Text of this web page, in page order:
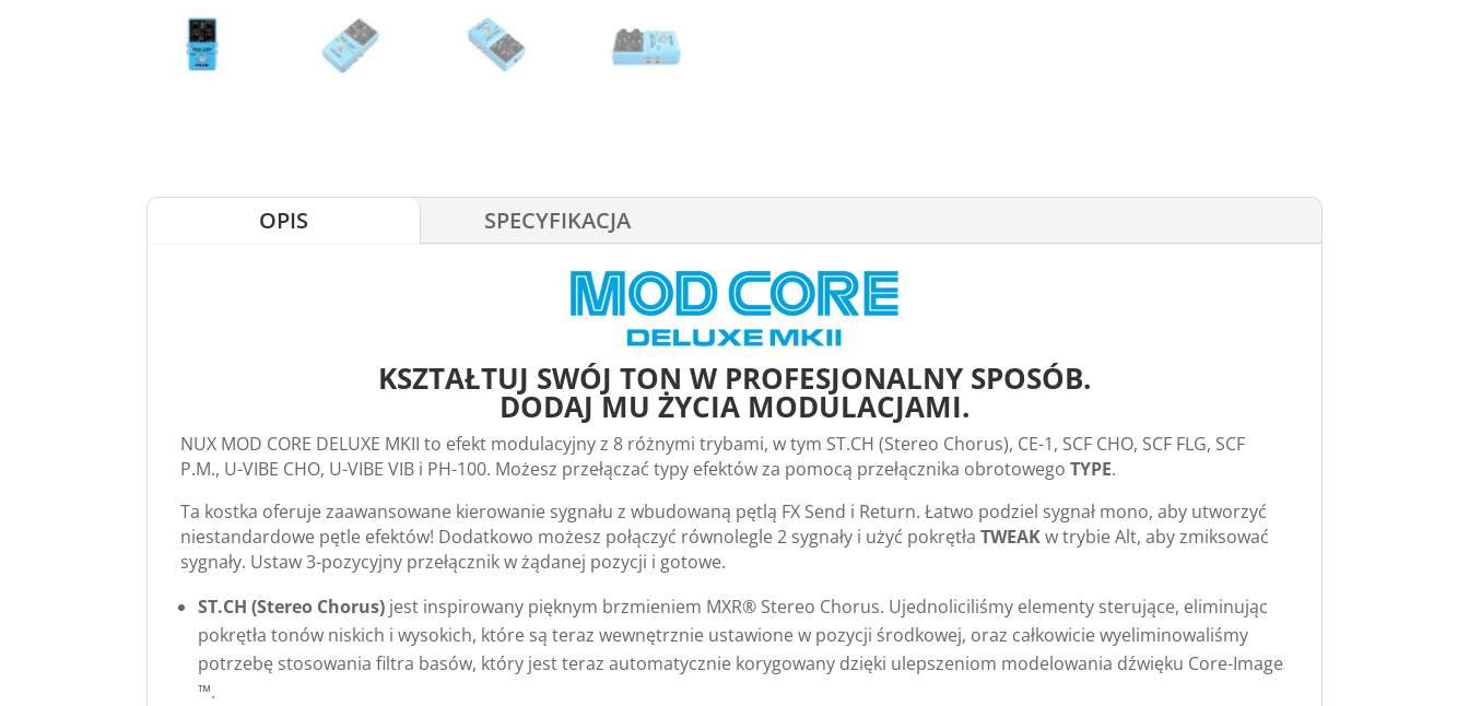
OPIS SPECYFIKACJA
KSZTAŁTUJ SWÓJ TON W PROFESJONALNY SPOSÓB.
DODAJ MU ŻYCIA MODULACJAMI.
NUX MOD CORE DELUXE MKII to efekt modulacyjny z 8 różnymi trybami, w tym ST.CH (Stereo Chorus), CE-1, SCF CHO, SCF FLG, SCF
P.M., U-VIBE CHO, U-VIBE VIB i PH-100. Możesz przełączać typy efektów za pomocą przełącznika obrotowegoTYPE.
Ta kostka oferuje zaawansowane kierowanie sygnału z wbudowaną pętlą FX Send i Return. Łatwo podziel sygnał mono, aby utworzyć
niestandardowe pętle efektów! Dodatkowo możesz połączyć równolegle 2 sygnały i użyć pokrętłaTWEAKw trybie Alt, aby zmiksować
sygnały. Ustaw 3-pozycyjny przełącznik w żądanej pozycji i gotowe.
ST.CH (Stereo Chorus) jest inspirowany pięknym brzmieniem MXR® Stereo Chorus. Ujednoliciliśmy elementy sterujące, eliminując
pokrętła tonów niskich i wysokich, które są teraz wewnętrznie ustawione w pozycji środkowej, oraz całkowicie wyeliminowaliśmy
potrzebę stosowania filtra basów, który jest teraz automatycznie korygowany dzięki ulepszeniom modelowania dźwięku Core-Image
™.